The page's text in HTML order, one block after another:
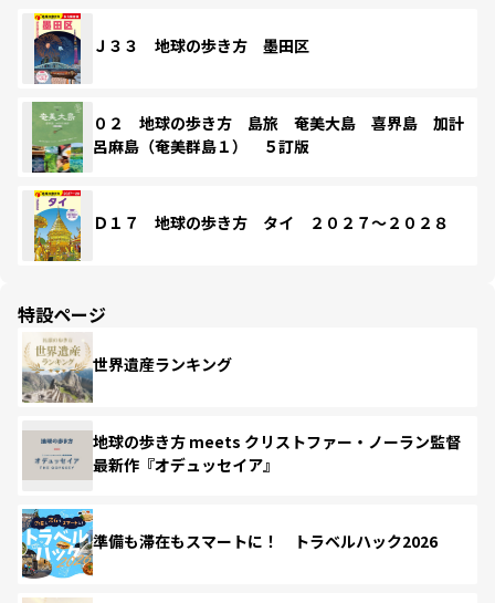
Ｊ３３ 地球の歩き方 墨田区
０２ 地球の歩き方 島旅 奄美大島 喜界島 加計
呂麻島（奄美群島１） ５訂版
Ｄ１７ 地球の歩き方 タイ ２０２７～２０２８
特設ページ
世界遺産ランキング
地球の歩き方 meets クリストファー・ノーラン監督
最新作『オデュッセイア』
準備も滞在もスマートに！ トラベルハック2026